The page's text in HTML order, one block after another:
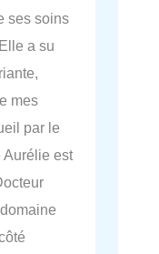
ses soins
a su
mes
par le
Aurélie est